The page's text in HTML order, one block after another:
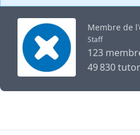
Membre de
Staff
123
49 830